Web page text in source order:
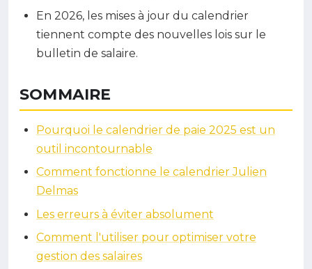
En 2026, les mises à jour du calendrier
tiennent compte des nouvelles lois sur le
bulletin de salaire.
SOMMAIRE
Pourquoi le calendrier de paie 2025 est un
outil incontournable
Comment fonctionne le calendrier Julien
Delmas
Les erreurs à éviter absolument
Comment l'utiliser pour optimiser votre
gestion des salaires